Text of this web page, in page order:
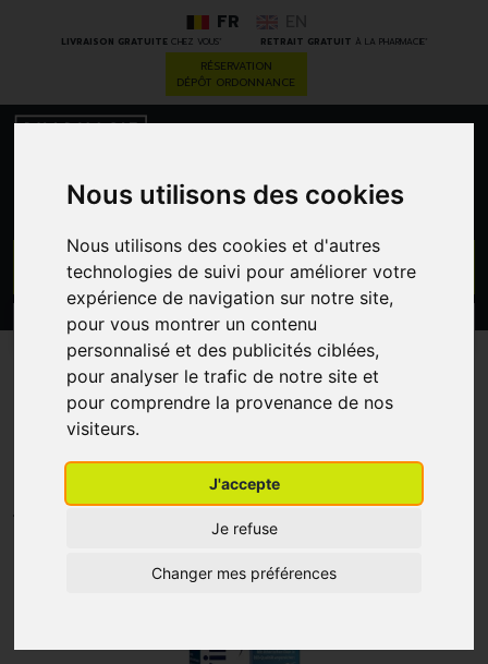
Nous utilisons des cookies
Nous utilisons des cookies et d'autres
technologies de suivi pour améliorer votre
expérience de navigation sur notre site,
pour vous montrer un contenu
personnalisé et des publicités ciblées,
pour analyser le trafic de notre site et
pour comprendre la provenance de nos
visiteurs.
J'accepte
Je refuse
Changer mes préférences
LIVRAISON GRATUITECHEZ VOUS* RETRAIT GRATUIT À LA PHARMACIE*
FR
RÉSERVATION
DÉPÔT ORDONNANCE
CATÉGORIES
Marimer Spray Nasal
Decong. Enrichi Hle Ess.
20ml
MARIMER